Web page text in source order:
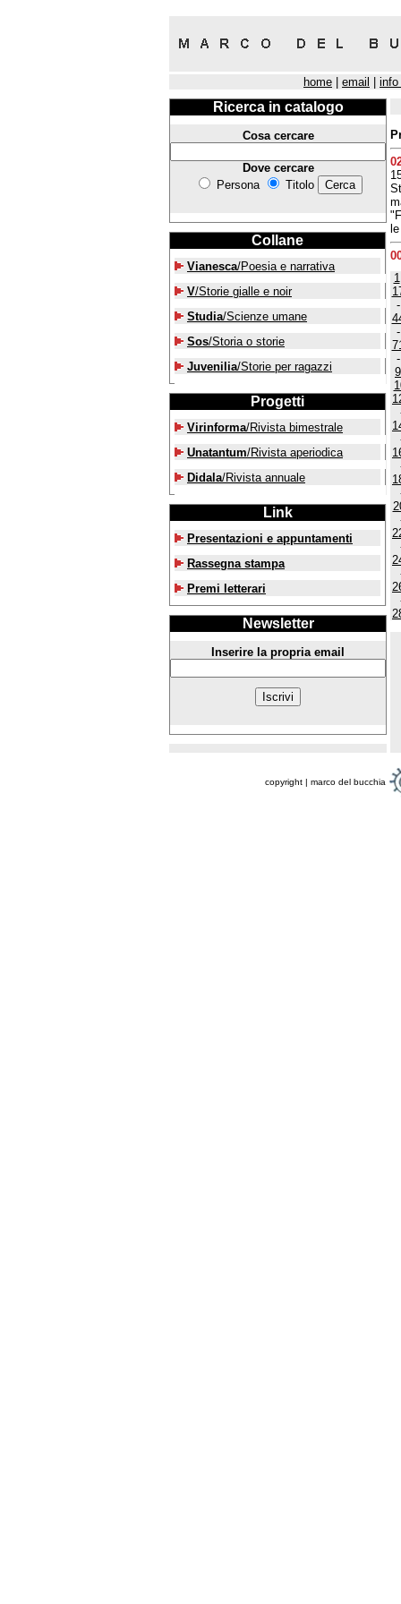
home email info
Ricerca in catalogo
Cosa cercare
Dove cercare
Persona
Titolo
Collane
Vianesca/Poesia e narrativa
V/Storie gialle e noir
Studia/Scienze umane
Sos/Storia o storie
Juvenilia/Storie per ragazzi
Progetti
Virinforma/Rivista bimestrale
Unatantum/Rivista aperiodica
Didala/Rivista annuale
Link
Presentazioni e appuntamenti
Rassegna stampa
Premi letterari
Newsletter
Inserire la propria email
1
copyright | marco del bucchia